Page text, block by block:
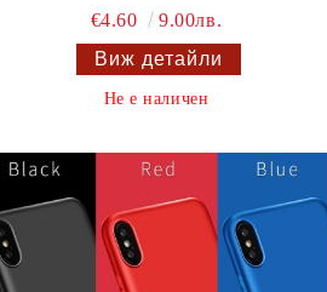
€4.60
9.00лв.
Виж детайли
Не е наличен